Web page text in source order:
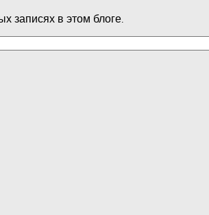
записях в этом блоге.